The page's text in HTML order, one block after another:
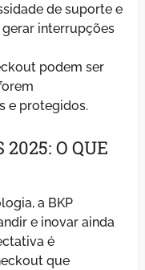
de suporte e
interrupções
podem ser
e protegidos.
O QUE
a BKP
e inovar ainda
é
que